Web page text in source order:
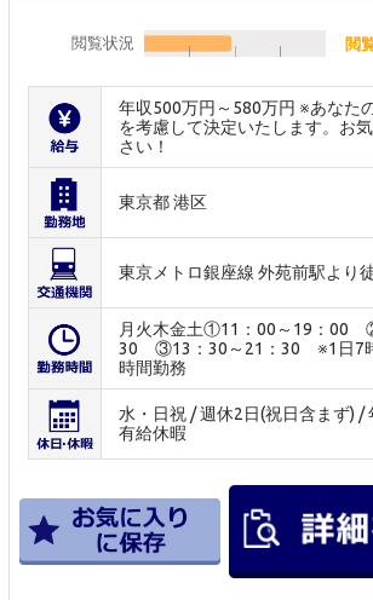
閲覧状況 閲
年収500万円～580万円 ※あなた
を考慮して決定いたします。お
さい！
東京都 港区
東京メトロ銀座線 外苑前駅より
月火木金土①11：00～19：00
30 ③13：30～21：30 ※1日7
時間勤務
水・日祝 / 週休2日(祝日含まず) /
有給休暇